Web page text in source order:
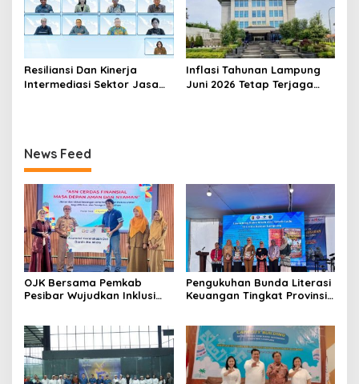
Resiliansi Dan Kinerja
Intermediasi Sektor Jasa
Inflasi Tahunan Lampung
Juni 2026 Tetap Terjaga
News Feed
OJK Bersama Pemkab
Pesibar Wujudkan Inklusi
Polis Asuransi Jiwa
Pengukuhan Bunda Literasi
Keuangan Tingkat Provinsi,
Gerakan Edukasi Keuangan
Bagi Masyarakat